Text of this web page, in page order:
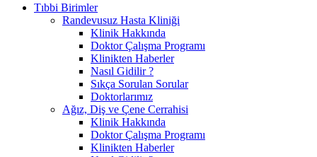
Tıbbi Birimler
Randevusuz Hasta Kliniği
Klinik Hakkında
Doktor Çalışma Programı
Klinikten Haberler
Nasıl Gidilir ?
Sıkça Sorulan Sorular
Doktorlarımız
Ağız, Diş ve Çene Cerrahisi
Klinik Hakkında
Doktor Çalışma Programı
Klinikten Haberler